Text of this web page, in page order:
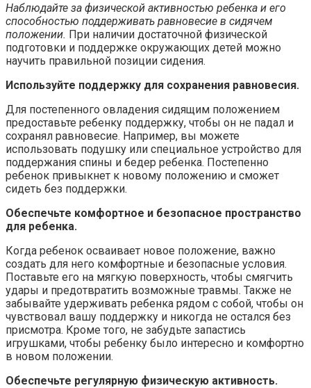
Наблюдайте за физической активностью ребенка и его
способностью поддерживать равновесие в сидячем
положении. При наличии достаточной физической
подготовки и поддержке окружающих детей можно
научить правильной позиции сидения.
Используйте поддержку для сохранения равновесия.
Для постепенного овладения сидящим положением
предоставьте ребенку поддержку, чтобы он не падал и
сохранял равновесие. Например, вы можете
использовать подушку или специальное устройство для
поддержания спины и бедер ребенка. Постепенно
ребенок привыкнет к новому положению и сможет
сидеть без поддержки.
Обеспечьте комфортное и безопасное пространство
для ребенка.
Когда ребенок осваивает новое положение, важно
создать для него комфортные и безопасные условия.
Поставьте его на мягкую поверхность, чтобы смягчить
удары и предотвратить возможные травмы. Также не
забывайте удерживать ребенка рядом с собой, чтобы он
чувствовал вашу поддержку и никогда не остался без
присмотра. Кроме того, не забудьте запастись
игрушками, чтобы ребенку было интересно и комфортно
в новом положении.
Обеспечьте регулярную физическую активность.